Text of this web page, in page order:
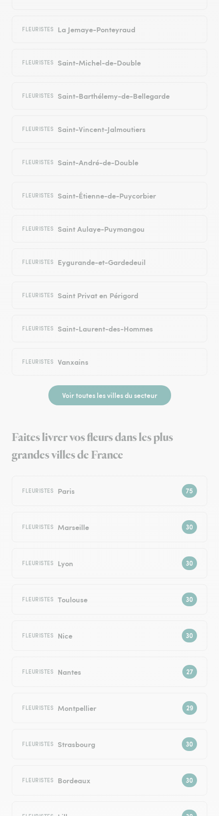
FLEURISTES La Jemaye-Ponteyraud
FLEURISTES Saint-Michel-de-Double
FLEURISTES Saint-Barthélemy-de-Bellegarde
FLEURISTES Saint-Vincent-Jalmoutiers
FLEURISTES Saint-André-de-Double
FLEURISTES Saint-Étienne-de-Puycorbier
FLEURISTES Saint Aulaye-Puymangou
FLEURISTES Eygurande-et-Gardedeuil
FLEURISTES Saint Privat en Périgord
FLEURISTES Saint-Laurent-des-Hommes
FLEURISTES Vanxains
Voir toutes les villes du secteur
Faites livrer vos fleurs dans les plus
grandes villes de France
FLEURISTES Paris
FLEURISTES Marseille
FLEURISTES Lyon
FLEURISTES Toulouse
FLEURISTES Nice
FLEURISTES Nantes
FLEURISTES Montpellier
FLEURISTES Strasbourg
FLEURISTES Bordeaux